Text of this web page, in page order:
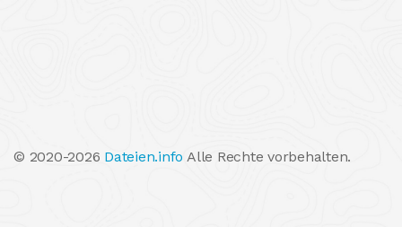
© 2020-2026 Dateien.info Alle Rechte vorbehalten.